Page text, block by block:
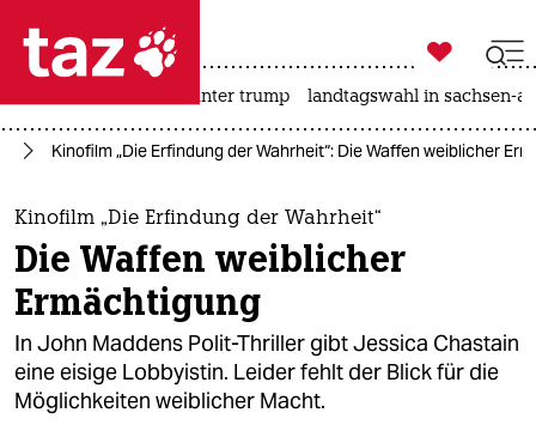
 taz zahl ich
taz zahl ich
themen
politik
öko
gesellschaft

taz zahl ich
usa unter trump landtagswahl in sachsen-
Kinofilm „Die Erfindung der Wahrheit“: Die Waffen weiblicher
Kinofilm „Die Erfindung der Wahrheit“
Die Waffen weiblicher
Ermächtigung
In John Maddens Polit-Thriller gibt Jessica Chastain
eine eisige Lobbyistin. Leider fehlt der Blick für die
Möglichkeiten weiblicher Macht.